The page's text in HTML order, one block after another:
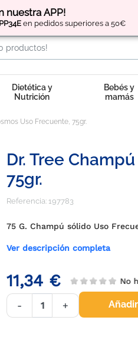
nuestra APP!
en pedidos superiores a 50€
Regístratey obtén
Dietética y
Nutrición
Bebés y
mamás
Uso Frecuente, 75gr.
Dr. Tree
75gr.
Referencia: 197783
75 G. Champú sólido Uso
Ver descripción completa
11,34 € No
- +